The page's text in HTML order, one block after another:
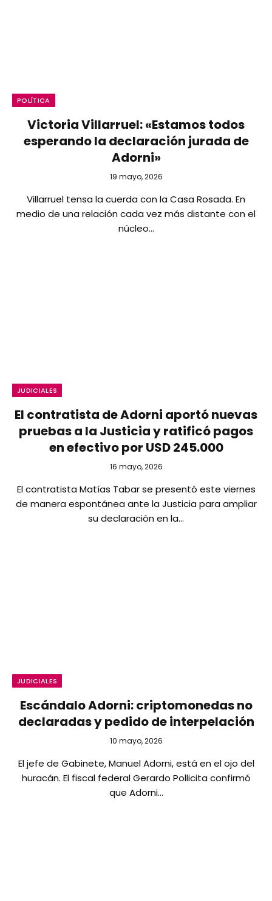
POLÍTICA
Victoria Villarruel: «Estamos todos
esperando la declaración jurada de
Adorni»
19 mayo, 2026
Villarruel tensa la cuerda con la Casa Rosada. En
medio de una relación cada vez más distante con el
núcleo…
JUDICIALES
El contratista de Adorni aportó nuevas
pruebas a la Justicia y ratificó pagos
en efectivo por USD 245.000
16 mayo, 2026
El contratista Matías Tabar se presentó este viernes
de manera espontánea ante la Justicia para ampliar
su declaración en la…
JUDICIALES
Escándalo Adorni: criptomonedas no
declaradas y pedido de interpelación
10 mayo, 2026
El jefe de Gabinete, Manuel Adorni, está en el ojo del
huracán. El fiscal federal Gerardo Pollicita confirmó
que Adorni…